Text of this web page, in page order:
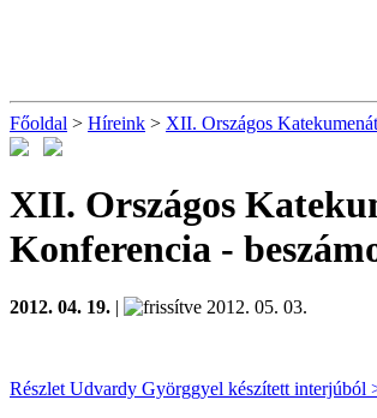
Főoldal > Híreink > XII. Országos
XII. Országos
Konferencia -
2012. 04. 19. | 2012. 05. 03.
Részlet Udvardy Györggyel készített interjúból